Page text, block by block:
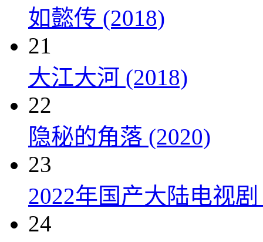
如懿传 (2018)
21
大江大河 (2018)
22
隐秘的角落 (2020)
23
2022年国产大陆电视
24